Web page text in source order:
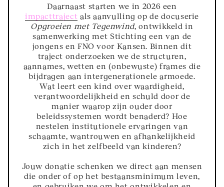
Daarnaast starten we in 2026 een
impacttraject als aanvulling op de docuserie
Opgroeien met Tegenwind, ontwikkeld in
samenwerking met Stichting een van de
jongens en FNO voor Kansen. Binnen dit
traject onderzoeken we de structuren,
aannames, wetten en (onbewuste) frames die
bijdragen aan intergenerationele armoede.
Wat leert een kind over waardigheid,
verantwoordelijkheid en schuld door de
manier waarop zijn ouder door
beleidssystemen wordt benaderd? Hoe
nestelen institutionele ervaringen van
schaamte, wantrouwen en afhankelijkheid
zich in het zelfbeeld van kinderen?
Jouw donatie schenken we direct aan mensen
die onder of op het bestaansminimum leven,